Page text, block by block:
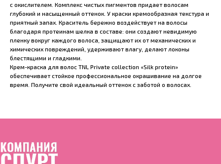
с окислителем. Комплекс чистых пигментов придает волосам
глубокий и насыщенный оттенок. У краски кремообразная текстура и
приятный запах. Краситель бережно воздействует на волосы
благодаря протеинам шелка в составе: они создают невидимую
пленку вокруг каждого волоса, защищают их от механических и
химических повреждений, удерживают влагу, делают локоны
блестящими и гладкими.
Крем-краска для волос TNL Private collection «Silk protein»
обеспечивает стойкое профессиональное окрашивание на долгое
время. Получите свой идеальный оттенок с заботой о волосах.